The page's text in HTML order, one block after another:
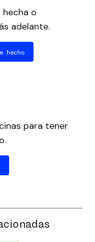
hecha o
adelante.
hecho
para tener